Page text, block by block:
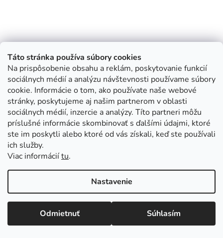
Táto stránka používa súbory cookies
Na prispôsobenie obsahu a reklám, poskytovanie funkcií
sociálnych médií a analýzu návštevnosti používame súbory
cookie. Informácie o tom, ako používate naše webové
stránky, poskytujeme aj našim partnerom v oblasti
sociálnych médií, inzercie a analýzy. Títo partneri môžu
príslušné informácie skombinovať s ďalšími údajmi, ktoré
ste im poskytli alebo ktoré od vás získali, keď ste používali
ich služby.
Viac informáciítu.
Nastavenie
Odmietnuť Súhlasím